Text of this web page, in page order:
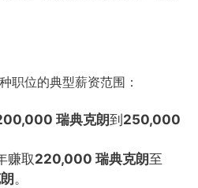
职位的典型薪资范围：
瑞典克朗到250,000
赚取220,000 瑞典克朗至
。